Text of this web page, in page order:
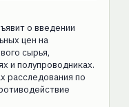
о введении
цен на
сырья,
и полупроводниках.
расследования по